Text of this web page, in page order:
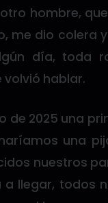
hombre,
me dio colera
día, toda
hablar.
de 2025 una
una
nuestros
a llegar, todos